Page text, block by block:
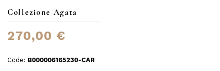
Collezione Agata
270,00 €
Code: B000006165230-CAR